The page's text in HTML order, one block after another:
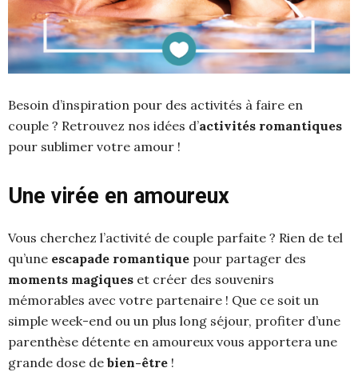
Besoin d’inspiration pour des activités à faire en
couple ? Retrouvez nos idées d’activités romantiques
pour sublimer votre amour !
Une virée en amoureux
Vous cherchez l’activité de couple parfaite ? Rien de tel
qu’une escapade romantique pour partager des
moments magiques et créer des souvenirs
mémorables avec votre partenaire ! Que ce soit un
simple week-end ou un plus long séjour, profiter d’une
parenthèse détente en amoureux vous apportera une
grande dose de bien-être !